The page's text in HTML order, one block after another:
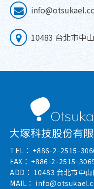
10483 台北市中
TEL： +886-2-2515-
FAX： +886-2-2515-
ADD： 10483 台北市中
MAIL：